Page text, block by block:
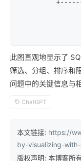
此图直观地显示了
筛选、分组、排序和
问题中的关键信息与
ChatGPT
本文链接: https://
by-visualizing-
版权声明: 本博客所